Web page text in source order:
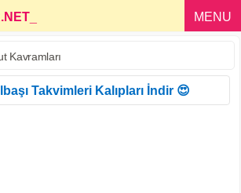
MENU
Kavramları
Takvimleri Kalıpları İndir 😍